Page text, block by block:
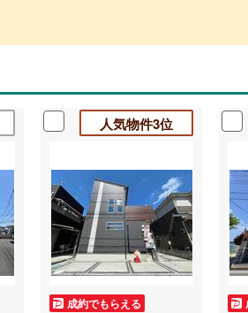
人気物件3位
成約でもらえる